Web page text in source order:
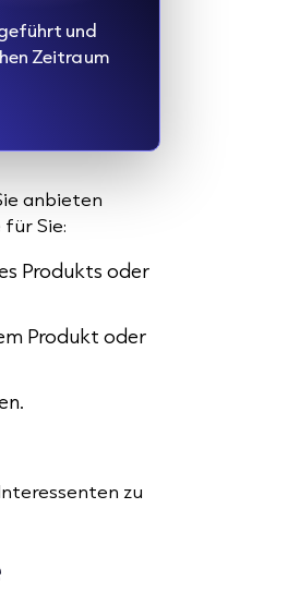
und
Zeitraum
anbieten
Sie:
Produkts oder
Produkt oder
zu